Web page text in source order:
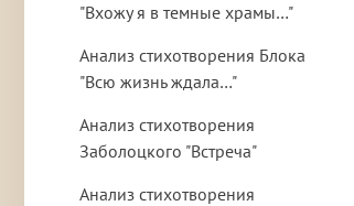
"Вхожу я в темные храмы…"
Анализ стихотворения Блока
"Всю жизнь ждала…"
Анализ стихотворения
Заболоцкого "Встреча"
Анализ стихотворения